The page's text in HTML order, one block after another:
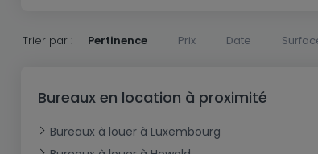
Trier par : Pertinence Prix Date
Bureaux en location à proximité
Bureaux à louer à Luxembourg